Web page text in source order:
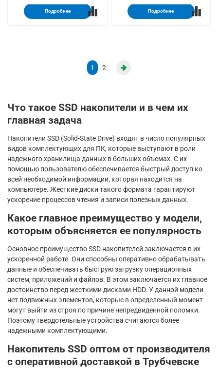
Подробнее Подробнее
1 2
Что такое SSD накопители и в чем их
главная задача
Накопители SSD (Solid-State Drive) входят в число популярных
видов комплектующих для ПК, которые выступают в роли
надежного хранилища данных в больших объемах. С их
помощью пользователю обеспечивается быстрый доступ ко
всей необходимой информации, которая находится на
компьютере. Жесткие диски такого формата гарантируют
ускорение процессов чтения и записи полезных данных.
Какое главное преимущество у модели,
которым объясняется ее популярность
Основное преимущество SSD накопителей заключается в их
ускоренной работе. Они способны оперативно обрабатывать
данные и обеспечивать быструю загрузку операционных
систем, приложений и файлов. В этом заключается их главное
достоинство перед жесткими дисками HDD. У данной модели
нет подвижных элементов, которые в определенный момент
могут выйти из строя по причине непредвиденной поломки.
Поэтому твердотельные устройства считаются более
надежными комплектующими.
Накопитель SSD оптом от производителя
с оперативной доставкой в Трубчевске